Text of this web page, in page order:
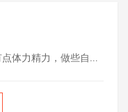
体力精力，做些自己